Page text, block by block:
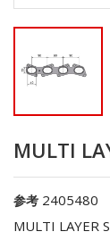
MULTI
参考 2405480
MULTI LAYER